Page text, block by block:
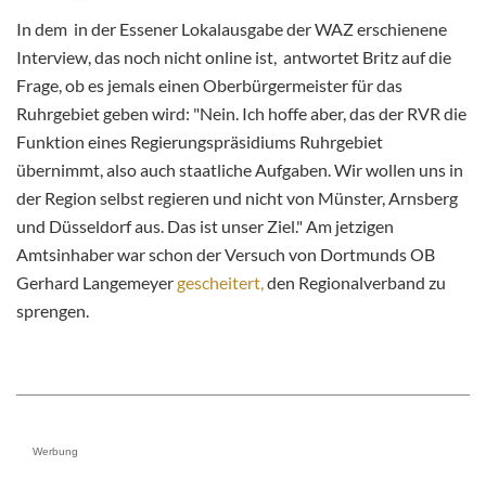
In dem in der Essener Lokalausgabe der WAZ erschienene
Interview, das noch nicht online ist, antwortet Britz auf die
Frage, ob es jemals einen Oberbürgermeister für das
Ruhrgebiet geben wird: "Nein. Ich hoffe aber, das der RVR die
Funktion eines Regierungspräsidiums Ruhrgebiet
übernimmt, also auch staatliche Aufgaben. Wir wollen uns in
der Region selbst regieren und nicht von Münster, Arnsberg
und Düsseldorf aus. Das ist unser Ziel." Am jetzigen
Amtsinhaber war schon der Versuch von Dortmunds OB
Gerhard Langemeyergescheitert, den Regionalverband zu
sprengen.
Werbung